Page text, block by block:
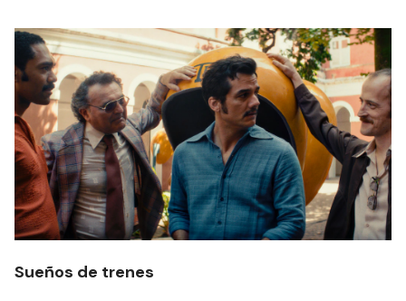
Sueños de trenes